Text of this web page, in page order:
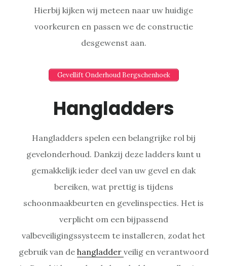
Hierbij kijken wij meteen naar uw huidige
voorkeuren en passen we de constructie
desgewenst aan.
Gevellift Onderhoud Bergschenhoek
Hangladders
Hangladders spelen een belangrijke rol bij
gevelonderhoud. Dankzij deze ladders kunt u
gemakkelijk ieder deel van uw gevel en dak
bereiken, wat prettig is tijdens
schoonmaakbeurten en gevelinspecties. Het is
verplicht om een bijpassend
valbeveiligingssysteem te installeren, zodat het
gebruik van de hangladder veilig en verantwoord